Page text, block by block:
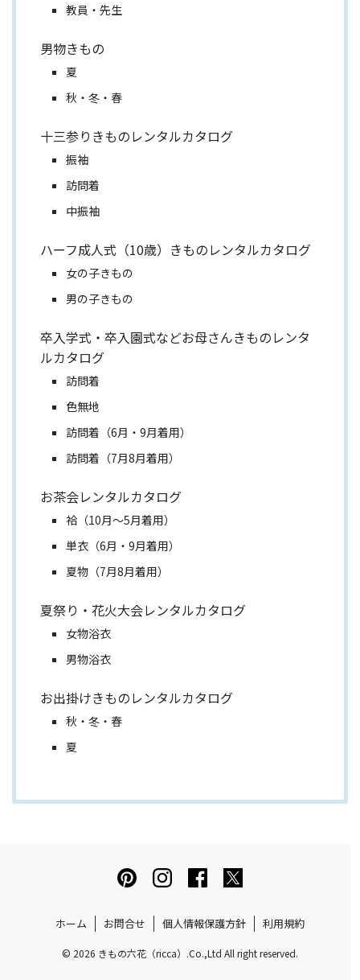
教員・先生
男物きもの
夏
秋・冬・春
十三参りきものレンタルカタログ
振袖
訪問着
中振袖
ハーフ成人式（10歳）きものレンタルカタログ
女の子きもの
男の子きもの
卒入学式・卒入園式などお母さんきものレンタ
ルカタログ
訪問着
色無地
訪問着（6月・9月着用）
訪問着（7月8月着用）
お茶会レンタルカタログ
袷（10月～5月着用）
単衣（6月・9月着用）
夏物（7月8月着用）
夏祭り・花火大会レンタルカタログ
女物浴衣
男物浴衣
お出掛けきものレンタルカタログ
秋・冬・春
夏
ホーム お問合せ 個人情報保護方針 利用規約
© 2026 きもの六花（ricca）.Co.,Ltd All right reserved.